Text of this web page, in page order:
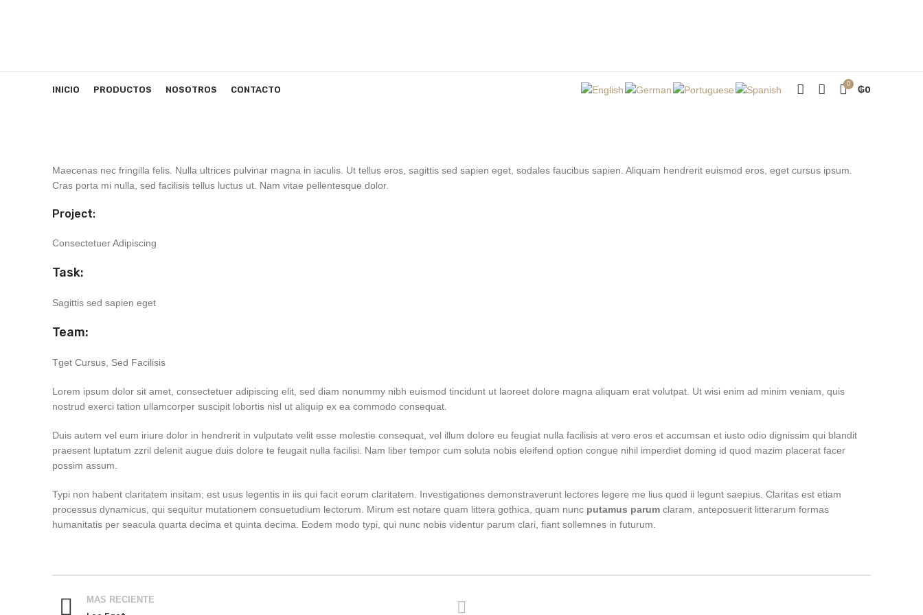
INICIO PRODUCTOS NOSOTROS CONTACTO
0
₲0
Maecenas nec fringilla felis. Nulla ultrices pulvinar magna in iaculis. Ut tellus eros, sagittis sed sapien eget, sodales faucibus sapien. Aliquam hendrerit euismod eros, eget cursus ipsum.
Cras porta mi nulla, sed facilisis tellus luctus ut. Nam vitae pellentesque dolor.
Project:
Consectetuer Adipiscing
Task:
Sagittis sed sapien eget
Team:
Tget Cursus, Sed Facilisis
Lorem ipsum dolor sit amet, consectetuer adipiscing elit, sed diam nonummy nibh euismod tincidunt ut laoreet dolore magna aliquam erat volutpat. Ut wisi enim ad minim veniam, quis
nostrud exerci tation ullamcorper suscipit lobortis nisl ut aliquip ex ea commodo consequat.
Duis autem vel eum iriure dolor in hendrerit in vulputate velit esse molestie consequat, vel illum dolore eu feugiat nulla facilisis at vero eros et accumsan et iusto odio dignissim qui blandit
praesent luptatum zzril delenit augue duis dolore te feugait nulla facilisi. Nam liber tempor cum soluta nobis eleifend option congue nihil imperdiet doming id quod mazim placerat facer
possim assum.
Typi non habent claritatem insitam; est usus legentis in iis qui facit eorum claritatem. Investigationes demonstraverunt lectores legere me lius quod ii legunt saepius. Claritas est etiam
processus dynamicus, qui sequitur mutationem consuetudium lectorum. Mirum est notare quam littera gothica, quam nunc putamus parum claram, anteposuerit litterarum formas
humanitatis per seacula quarta decima et quinta decima. Eodem modo typi, qui nunc nobis videntur parum clari, fiant sollemnes in futurum.
MAS RECIENTE